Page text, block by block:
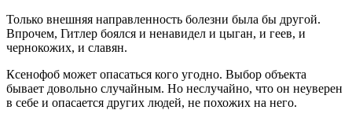
Только внешняя направленность болезни была бы другой.
Впрочем, Гитлер боялся и ненавидел и цыган, и геев, и
чернокожих, и славян.
Ксенофоб может опасаться кого угодно. Выбор объекта
бывает довольно случайным. Но неслучайно, что он неуверен
в себе и опасается других людей, не похожих на него.